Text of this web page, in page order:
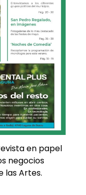
en papel
negocios
las Artes.